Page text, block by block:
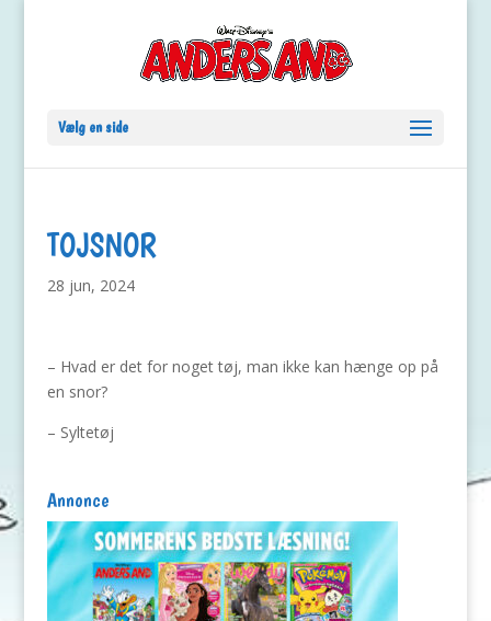
Vælg en side
TOJSNOR
28 jun, 2024
– Hvad er det for noget tøj, man ikke kan hænge op på
en snor?
– Syltetøj
Annonce